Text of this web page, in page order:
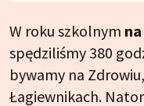
W roku szkolnym na
spędziliśmy 380
bywamy na
Łagiewnikach.